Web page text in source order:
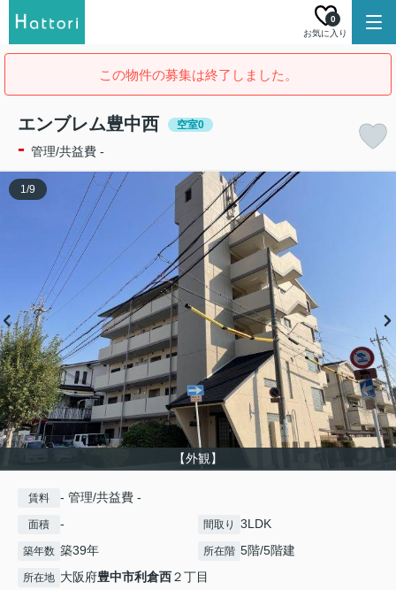
お気に入り
0
この物件の募集は終了しました。
エンブレム豊中西 空室0
- 管理/共益費 -
【外観】
1/9
賃料 - 管理/共益費 -
面積 - 間取り 3LDK
築年数 築39年 所在階 5階/5階建
所在地 大阪府豊中市利倉西２丁目